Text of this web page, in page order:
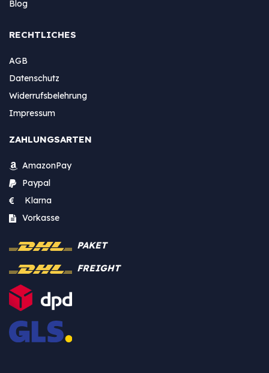
Blog
RECHTLICHES
AGB
Datenschutz
Widerrufsbelehrung
Impressum
ZAHLUNGSARTEN
AmazonPay
Paypal
Klarna
Vorkasse
PAKET
FREIGHT